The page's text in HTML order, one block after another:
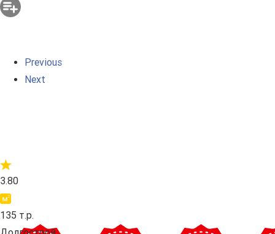
Previous
Next
3.80
135 т.р.